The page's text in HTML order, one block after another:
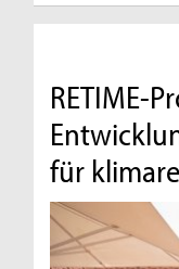
RETIME-
für